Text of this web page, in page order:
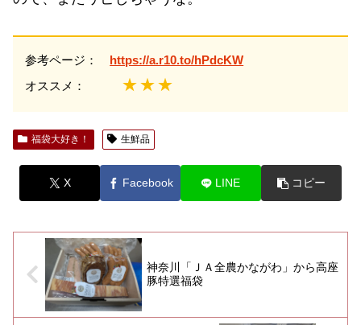
参考ページ： https://a.r10.to/hPdcKW
オススメ： ★★★
福袋大好き！ 生鮮品
X Facebook LINE コピー
神奈川「ＪＡ全農かながわ」から高座
豚特選福袋